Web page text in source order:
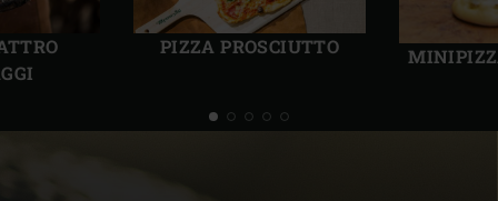
PIZZA PROSCIUTTO
Edellinen
dia
dia